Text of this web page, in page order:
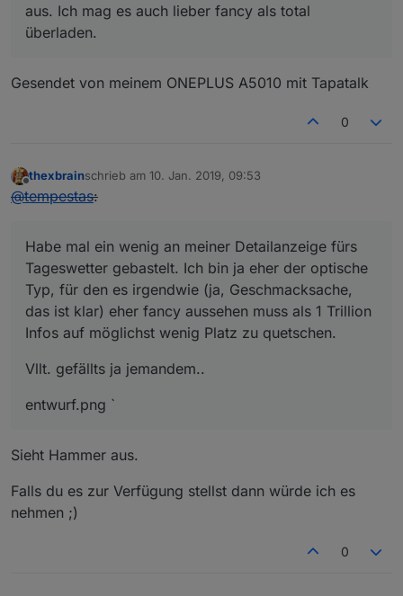
aus. Ich mag es auch lieber fancy als total
überladen.
Gesendet von meinem ONEPLUS A5010 mit Tapatalk
0
Offline
thexbrainschrieb am 10. Jan. 2019, 09:53
zuletzt editiert von
@tempestas:
Habe mal ein wenig an meiner Detailanzeige fürs
Tageswetter gebastelt. Ich bin ja eher der optische
Typ, für den es irgendwie (ja, Geschmacksache,
das ist klar) eher fancy aussehen muss als 1 Trillion
Infos auf möglichst wenig Platz zu quetschen.
Vllt. gefällts ja jemandem..
entwurf.png `
Sieht Hammer aus.
Falls du es zur Verfügung stellst dann würde ich es
nehmen ;)
0